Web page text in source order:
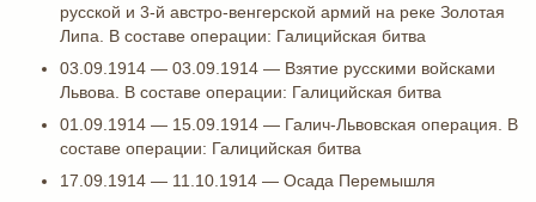
русской и 3-й австро-венгерской армий на реке Золотая
Липа. В составе операции: Галицийская битва
03.09.1914 — 03.09.1914 — Взятие русскими войсками
Львова. В составе операции: Галицийская битва
01.09.1914 — 15.09.1914 — Галич-Львовская операция. В
составе операции: Галицийская битва
17.09.1914 — 11.10.1914 — Осада Перемышля